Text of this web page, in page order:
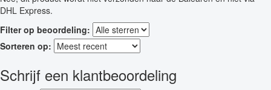
DHL Express.
Filter op beoordeling:
Sorteren op:
Schrijf een klantbeoordeling